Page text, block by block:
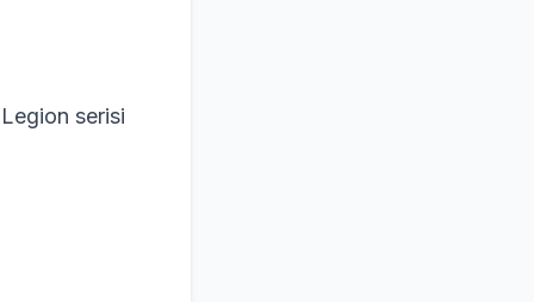
serisi